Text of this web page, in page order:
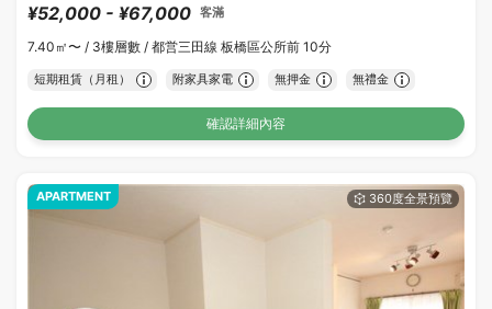
¥52,000 - ¥67,000 客滿
7.40㎡〜 / 3樓層數 / 都営三田線 板橋區公所前 10分
短期租賃（月租） 附家具家電 無押金 無禮金
確認詳細內容
APARTMENT